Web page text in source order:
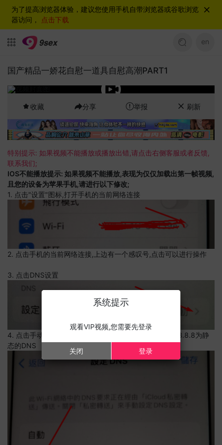
为了提高浏览器体验，建议您使用手机自带浏览器或谷歌浏览
器访问， 点击下载
en
国产精品一娇花自慰一道具自慰高潮PART1
收藏 分享 举报 刷新
特别提示: 如果视频不能播放或播放出错,请点击右侧客服或者反馈,
联系我们;
IOS不能播放提示: 如果视频不能播放,表现为仅仅加载出第一帧视频,
且您的设备为苹果手机,请进行以下修改;
1. 点击"设置"图标,打开手机的当前网络连接
2. 点击手机的当前网络连接,上边有一个感叹号,点击可以进行操作
3. 点击DNS设置
4. 点击手动,点击左侧红色-号,删除多余的DNS,并添加8.8.8.8为静
态的DNS
系统提示
观看VIP视频,您需要先登录
关闭 登录